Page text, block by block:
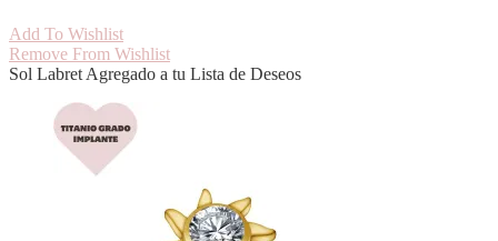
Add To Wishlist
Remove From Wishlist
Sol Labret Agregado a tu Lista de Deseos